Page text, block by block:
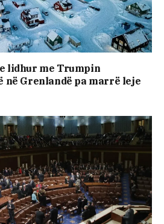
lidhur me Trumpin
në Grenlandë pa marrë leje